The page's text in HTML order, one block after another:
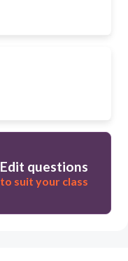
Edit questions
to suit your class